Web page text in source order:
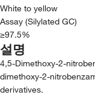
White to yellow
Assay (Silylated GC)
≥97.5%
설명
4,5-Dimethoxy-2-
dimethoxy-2-
derivatives.